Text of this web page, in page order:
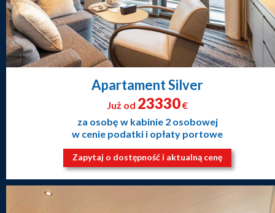
Apartament Silver
Już od 23330€
za osobę w kabinie 2 osobowej
w cenie podatki i opłaty portowe
Zapytaj o dostępność i aktualną cenę